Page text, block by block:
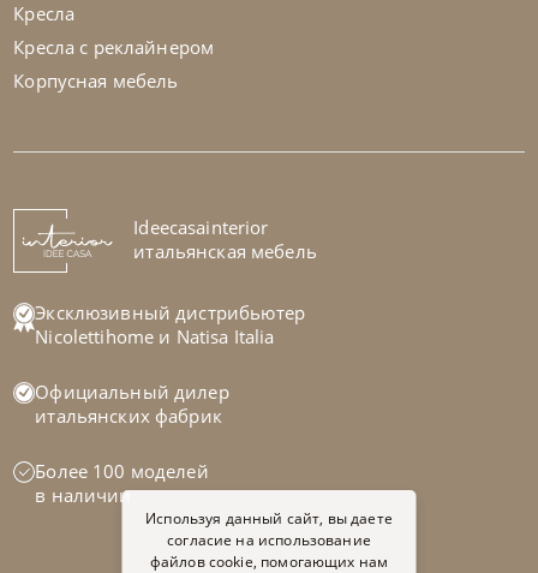
Диван Royal
На заказ 45-90 дн
Кресла
Кресла с реклайнером
Корпусная мебель
Ideecasainterior
итальянская мебель
Эксклюзивный дистрибьютер
Nicolettihome и Natisa Italia
Официальный дилер
итальянских фабрик
Более 100 моделей
в наличии
Используя данный сайт, вы даете
согласие на использование
файлов cookie, помогающих нам